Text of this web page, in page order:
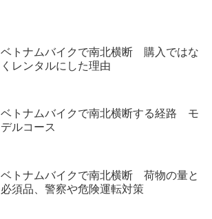
ベトナムバイクで南北横断 購入ではな
くレンタルにした理由
ベトナムバイクで南北横断する経路 モ
デルコース
ベトナムバイクで南北横断 荷物の量と
必須品、警察や危険運転対策